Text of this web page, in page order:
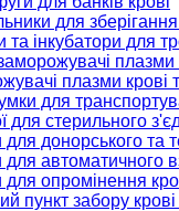
для зберігання
та інкубатори для
плазми
плазми крові
для
для стерильного
донорського та
автоматичного
опромінення
пункт забору